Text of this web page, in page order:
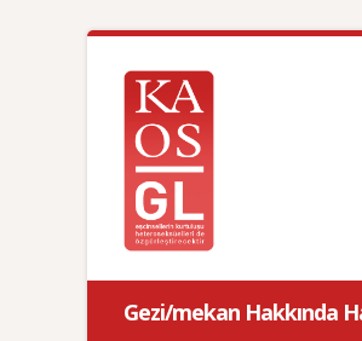
Gezi/mekan Hakkında